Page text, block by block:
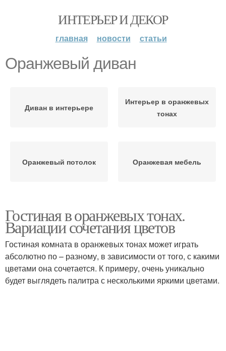
ИНТЕРЬЕР И ДЕКОР
главная новости статьи
Оранжевый диван
Диван в интерьере
Интерьер в оранжевых
тонах
Оранжевый потолок Оранжевая мебель
Гостиная в оранжевых тонах.
Вариации сочетания цветов
Гостиная комната в оранжевых тонах может играть
абсолютно по – разному, в зависимости от того, с какими
цветами она сочетается. К примеру, очень уникально
будет выглядеть палитра с несколькими яркими цветами.